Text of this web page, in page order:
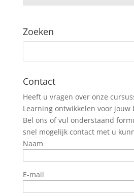
Zoeken
Contact
Heeft u vragen over onze
Learning ontwikkelen voor jouw
Bel ons of vul onderstaand
snel mogelijk contact met u
Naam
E-mail